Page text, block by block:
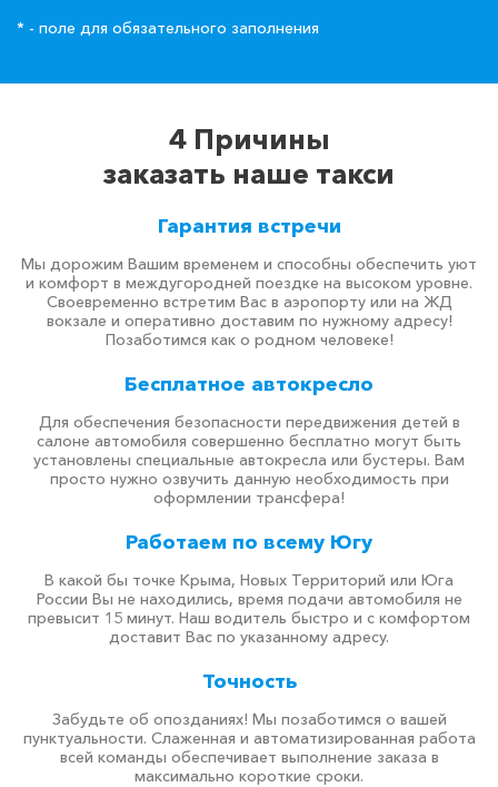
* - поле для обязательного заполнения
4 Причины
заказать наше такси
Гарантия встречи
Мы дорожим Вашим временем и способны обеспечить уют
и комфорт в междугородней поездке на высоком уровне.
Своевременно встретим Вас в аэропорту или на ЖД
вокзале и оперативно доставим по нужному адресу!
Позаботимся как о родном человеке!
Бесплатное автокресло
Для обеспечения безопасности передвижения детей в
салоне автомобиля совершенно бесплатно могут быть
установлены специальные автокресла или бустеры. Вам
просто нужно озвучить данную необходимость при
оформлении трансфера!
Работаем по всему Югу
В какой бы точке Крыма, Новых Территорий или Юга
России Вы не находились, время подачи автомобиля не
превысит 15 минут. Наш водитель быстро и с комфортом
доставит Вас по указанному адресу.
Точность
Забудьте об опозданиях! Мы позаботимся о вашей
пунктуальности. Слаженная и автоматизированная работа
всей команды обеспечивает выполнение заказа в
максимально короткие сроки.